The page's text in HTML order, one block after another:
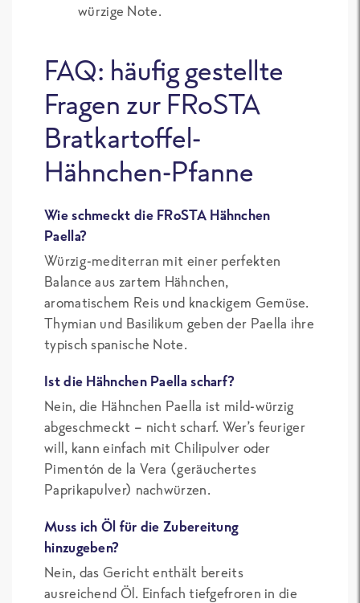
würzige Note.
FAQ: häufig gestellte
Fragen zur FRoSTA
Bratkartoffel-
Hähnchen-Pfanne
Wie schmeckt die FRoSTA Hähnchen
Paella?
Würzig-mediterran mit einer perfekten
Balance aus zartem Hähnchen,
aromatischem Reis und knackigem Gemüse.
Thymian und Basilikum geben der Paella ihre
typisch spanische Note.
Ist die Hähnchen Paella scharf?
Nein, die Hähnchen Paella ist mild-würzig
abgeschmeckt – nicht scharf. Wer’s feuriger
will, kann einfach mit Chilipulver oder
Pimentón de la Vera (geräuchertes
Paprikapulver) nachwürzen.
Muss ich Öl für die Zubereitung
hinzugeben?
Nein, das Gericht enthält bereits
ausreichend Öl. Einfach tiefgefroren in die